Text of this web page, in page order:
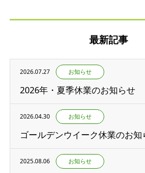
最新記事
2026.07.27 お知らせ
2026年・夏季休業のお知らせ
2026.04.30 お知らせ
ゴールデンウイーク休業のお知
2025.08.06 お知らせ